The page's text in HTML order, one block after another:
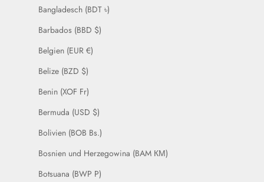
Bangladesch (BDT ৳)
Barbados (BBD $)
Belgien (EUR €)
Belize (BZD $)
Benin (XOF Fr)
Bermuda (USD $)
Bolivien (BOB Bs.)
Bosnien und Herzegowina (BAM КМ)
Botsuana (BWP P)